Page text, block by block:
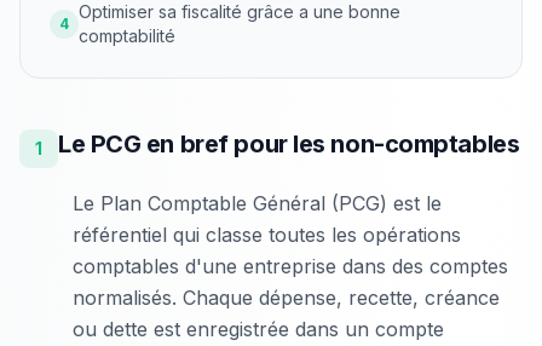
4
Optimiser sa fiscalité grâce a une bonne
comptabilité
1 Le PCG en bref pour les non-comptables
Le Plan Comptable Général (PCG) est le
référentiel qui classe toutes les opérations
comptables d'une entreprise dans des comptes
normalisés. Chaque dépense, recette, créance
ou dette est enregistrée dans un compte